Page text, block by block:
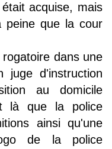
acquise, mais
peine que la cour
dans une
juge d'instruction
au domicile
là que la police
ainsi qu'une
de la police